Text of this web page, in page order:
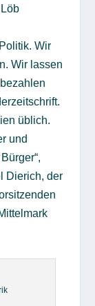
Wir
Wir lassen
üblich.
und
Dierich, der